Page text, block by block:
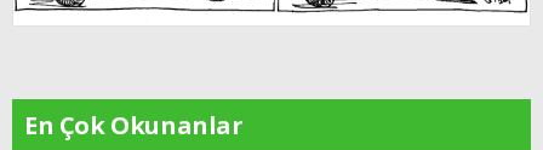
En Çok Okunanlar